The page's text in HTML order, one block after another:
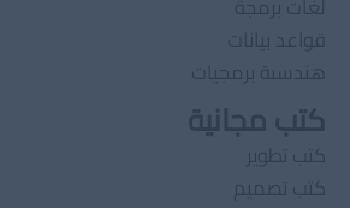
قواعد بيانات
هندسىة برمجيات
كتب مجانية
كتب تطوير
كتب تصميم